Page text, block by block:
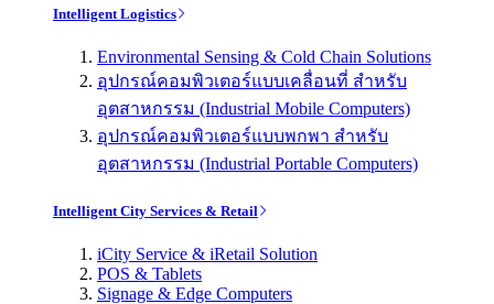
Intelligent Logistics
Environmental Sensing & Cold Chain Solutions
อุปกรณ์คอมพิวเตอร์แบบเคลื่อนที่ สำหรับ
อุตสาหกรรม (Industrial Mobile Computers)
อุปกรณ์คอมพิวเตอร์แบบพกพา สำหรับ
อุตสาหกรรม (Industrial Portable Computers)
Intelligent City Services & Retail
iCity Service & iRetail Solution
POS & Tablets
Signage & Edge Computers